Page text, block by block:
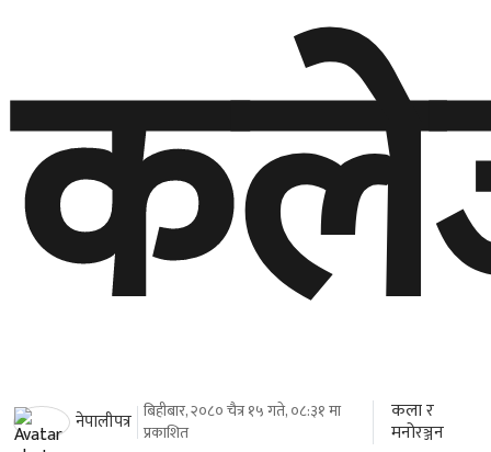
नेपालीपत्र बिहीबार, २०८० चैत्र १५ गते, ०८:३१ मा
प्रकाशित
कला र
मनोरञ्जन